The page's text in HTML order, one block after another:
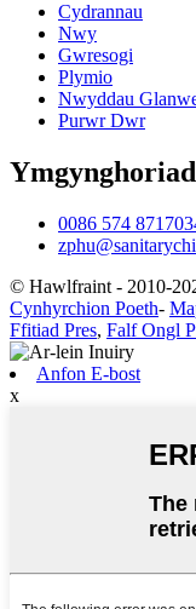
Cydrannau
Nwy
Gwresogi
Plymio
Nwyddau
Purwr Dwr
0086 574
© Hawlfraint - 2010-
Cynhyrchion Poeth-
Ffitiad Pres, Falf Ongl
Anfon E-bost
x